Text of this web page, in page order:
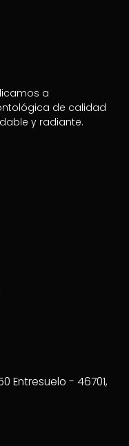
a
de calidad
y radiante.
Entresuelo - 46701,